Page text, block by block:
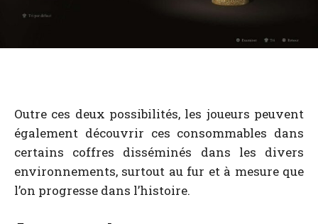
Outre ces deux possibilités, les joueurs peuvent
également découvrir ces consommables dans
certains coffres disséminés dans les divers
environnements, surtout au fur et à mesure que
l’on progresse dans l’histoire.